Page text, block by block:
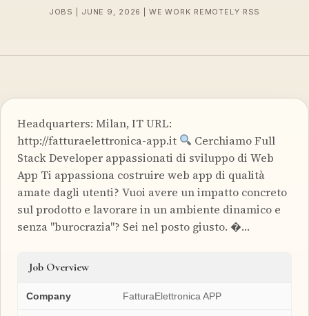
JOBS | JUNE 9, 2026 | WE WORK REMOTELY RSS
Headquarters: Milan, IT URL:
http://fatturaelettronica-app.it
Cerchiamo Full
Stack Developer appassionati di sviluppo di Web
App Ti appassiona costruire web app di qualità
amate dagli utenti? Vuoi avere un impatto concreto
sul prodotto e lavorare in un ambiente dinamico e
senza "burocrazia"? Sei nel posto giusto. �…
Job Overview
Company FatturaElettronica APP